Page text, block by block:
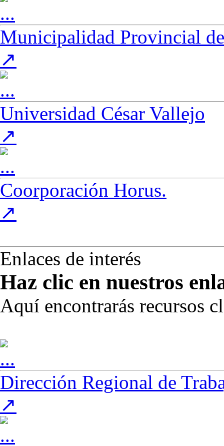
Municipalidad Provincial
↗
Universidad César Vallejo
↗
Coorporación Horus.
↗
Enlaces de interés
Haz clic en nuestros
Aquí encontrarás recursos
Dirección Regional de
↗